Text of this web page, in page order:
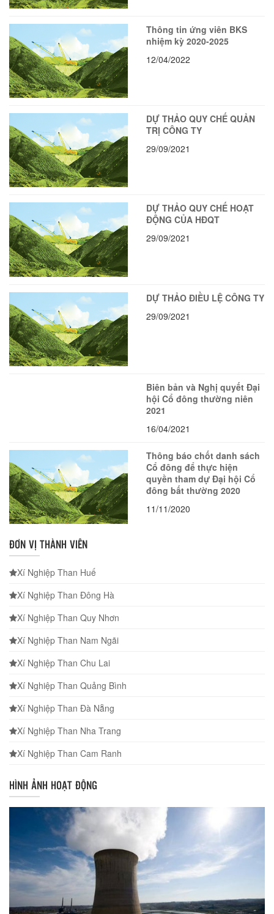
Thông tin ứng viên BKS
nhiệm kỳ 2020-2025
12/04/2022
DỰ THẢO QUY CHẾ QUẢN
TRỊ CÔNG TY
29/09/2021
DỰ THẢO QUY CHẾ HOẠT
ĐỘNG CỦA HĐQT
29/09/2021
DỰ THẢO ĐIỀU LỆ CÔNG TY
29/09/2021
Biên bản và Nghị quyết Đại
hội Cổ đông thường niên
2021
16/04/2021
Thông báo chốt danh sách
Cổ đông để thực hiện
quyền tham dự Đại hội Cổ
đông bất thường 2020
11/11/2020
ĐƠN VỊ THÀNH VIÊN
Xí Nghiệp Than Huế
Xí Nghiệp Than Đông Hà
Xí Nghiệp Than Quy Nhơn
Xí Nghiệp Than Nam Ngãi
Xí Nghiệp Than Chu Lai
Xí Nghiệp Than Quảng Bình
Xí Nghiệp Than Đà Nẵng
Xí Nghiệp Than Nha Trang
Xí Nghiệp Than Cam Ranh
HÌNH ẢNH HOẠT ĐỘNG